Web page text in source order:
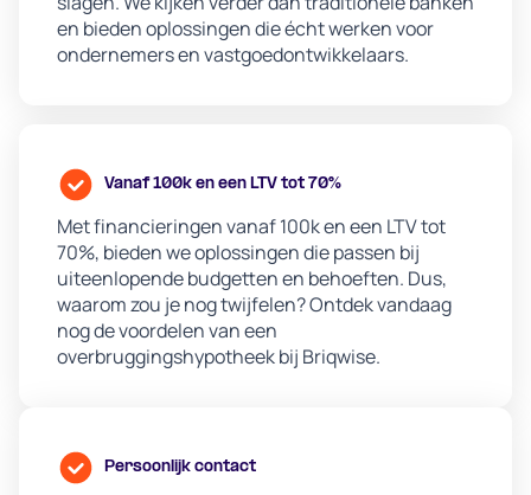
en bieden oplossingen die écht werken voor
ondernemers en vastgoedontwikkelaars.
Vanaf 100k en een LTV tot 70%
Met financieringen vanaf 100k en een LTV tot
70%, bieden we oplossingen die passen bij
uiteenlopende budgetten en behoeften. Dus,
waarom zou je nog twijfelen? Ontdek vandaag
nog de voordelen van een
overbruggingshypotheek bij Briqwise.
Persoonlijk contact